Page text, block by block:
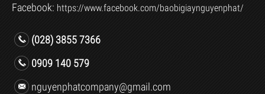
Facebook: https://www.facebook.com/baobigiaynguyenphat/
(028) 3855 7366
0909 140 579
nguyenphatcompany@gmail.com